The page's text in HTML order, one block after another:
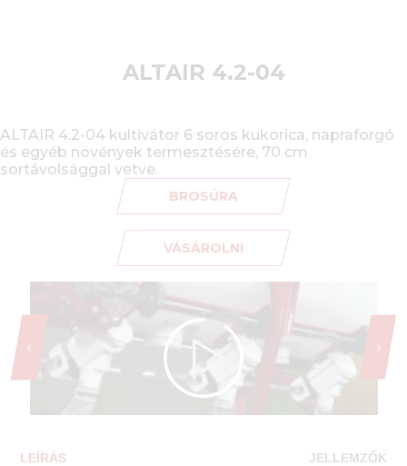
ALTAIR 4.2-04
ALTAIR 4.2-04 kultivátor 6 soros kukorica, napraforgó
és egyéb növények termesztésére, 70 cm
sortávolsággal vetve.
BROSÚRA
VÁSÁROLNI
LEÍRÁS JELLEMZŐK